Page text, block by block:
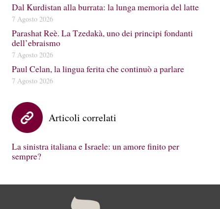
Dal Kurdistan alla burrata: la lunga memoria del latte
7 Agosto 2026
Parashat Reè. La Tzedakà, uno dei principi fondanti
dell’ebraismo
7 Agosto 2026
Paul Celan, la lingua ferita che continuò a parlare
7 Agosto 2026
Articoli correlati
La sinistra italiana e Israele: un amore finito per
sempre?